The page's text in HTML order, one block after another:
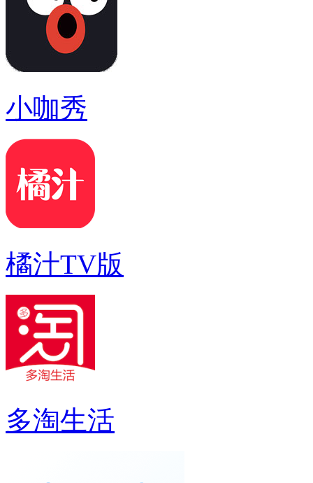
小咖秀
橘汁TV版
多淘生活